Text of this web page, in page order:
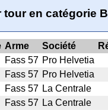
en catégorie B
Arme Société
Fass 57 Pro Helvetia
Fass 57 Pro Helvetia
Fass 57 La Centrale
Fass 57 La Centrale